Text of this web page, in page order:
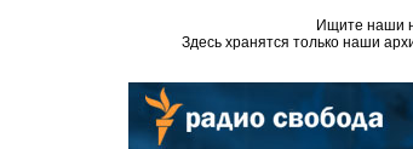
Ищите наши
Здесь хранятся только наши